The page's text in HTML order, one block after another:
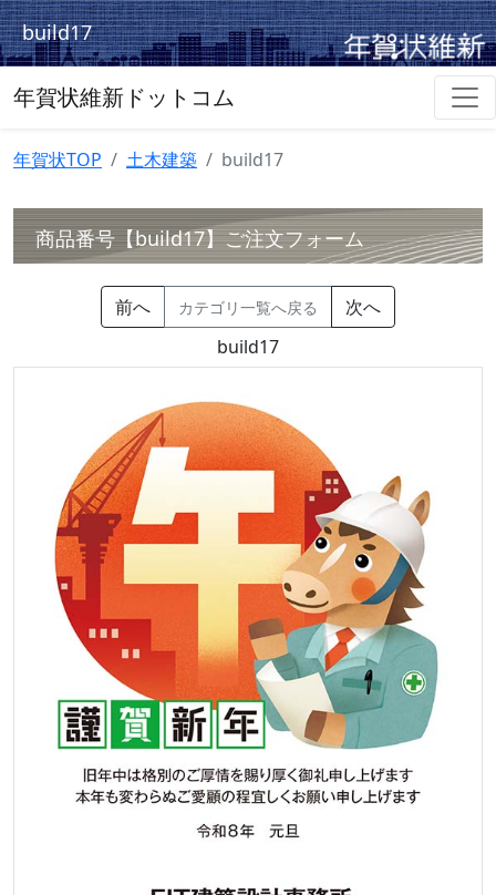
build17
年賀状維新ドットコム
年賀状TOP 土木建築 build17
商品番号【build17】ご注文フォーム
前へ カテゴリ一覧へ戻る
次へ
build17